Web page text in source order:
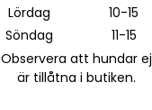
Lördag
10-15
Söndag
11-15
Observera att hundar ej
är tillåtna i butiken.